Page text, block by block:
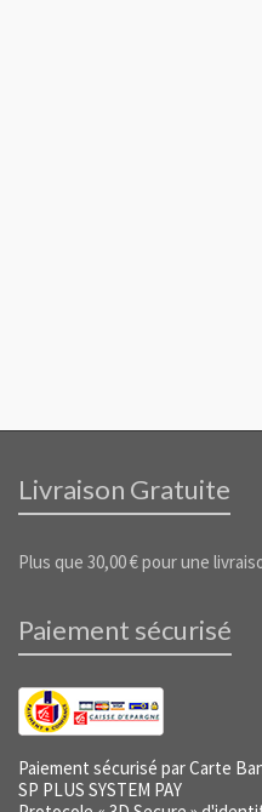
Livraison Gratuite
Plus que 30,00€pour une
Paiement sécurisé
Paiement sécurisé par Carte
SP PLUS SYSTEM PAY